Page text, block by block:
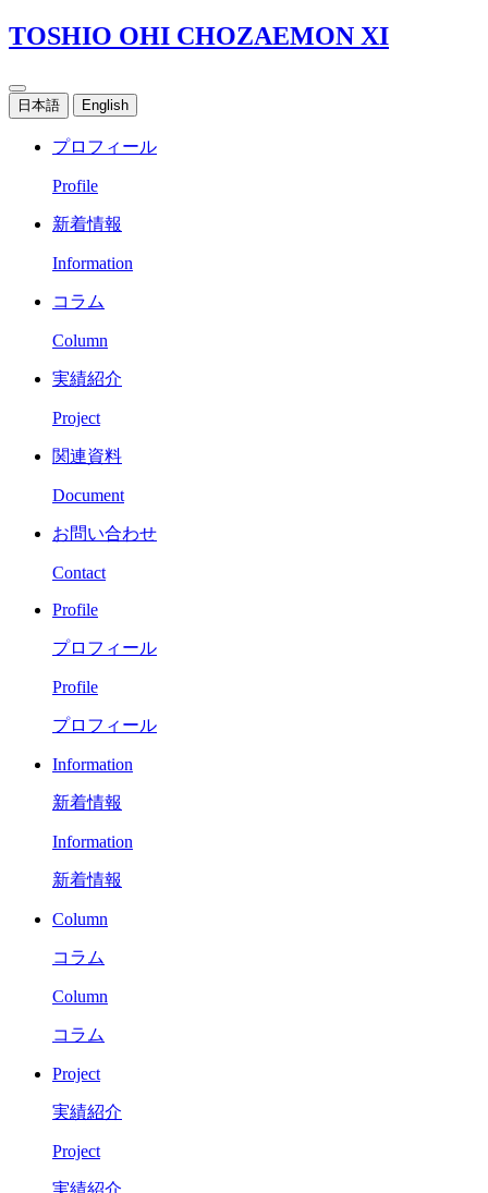
TOSHIO OHI CHOZAEMON XI
日本語 English
プロフィール
Profile
新着情報
Information
コラム
Column
実績紹介
Project
関連資料
Document
お問い合わせ
Contact
Profile
プロフィール
Profile
プロフィール
Information
新着情報
Information
新着情報
Column
コラム
Column
コラム
Project
実績紹介
Project
実績紹介